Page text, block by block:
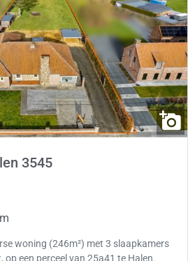
3545
woning (246m²) met 3 slaapkamers